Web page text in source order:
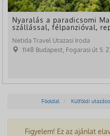
Nyaralás a paradicsomi
szállással, félpanzióval,
Netida Travel Utazasi Iroda
1148 Budapest, Fogarasi út 5. 27. ép.(
Főoldal Külföldi
Figyelem! Ez az ajánlat